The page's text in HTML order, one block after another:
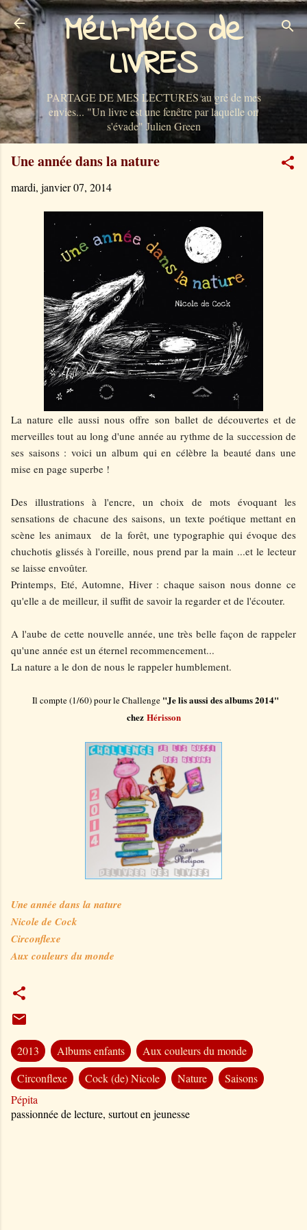
Accéder au contenu principal
MéLI-MéLO de
LIVRES
PARTAGE DE MES LECTURES au gré de mes
envies... "Un livre est une fenêtre par laquelle on
s'évade" Julien Green
Une année dans la nature
mardi, janvier 07, 2014
La nature elle aussi nous offre son ballet de découvertes et de
merveilles tout au long d'une année au rythme de la succession de
ses saisons : voici un album qui en célèbre la beauté dans une
mise en page superbe !
Des illustrations à l'encre, un choix de mots évoquant les
sensations de chacune des saisons, un texte poétique mettant en
scène les animaux de la forêt, une typographie qui évoque des
chuchotis glissés à l'oreille, nous prend par la main ...et le lecteur
se laisse envoûter.
Printemps, Eté, Automne, Hiver : chaque saison nous donne ce
qu'elle a de meilleur, il suffit de savoir la regarder et de l'écouter.
A l'aube de cette nouvelle année, une très belle façon de rappeler
qu'une année est un éternel recommencement...
La nature a le don de nous le rappeler humblement.
Il compte (1/60) pour le Challenge "Je lis aussi des albums 2014"
chez Hérisson
Une année dans la nature
Nicole de Cock
Circonflexe
Aux couleurs du monde
2013 Albums enfants
Aux couleurs du monde
Circonflexe
Cock (de) Nicole Nature
Saisons
Pépita
passionnée de lecture, surtout en jeunesse